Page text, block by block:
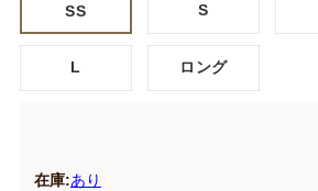
在庫:あり
SS S
L ロング